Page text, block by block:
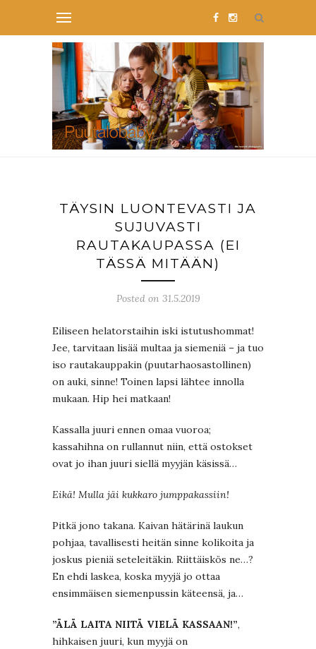
TÄYSIN LUONTEVASTI JA
SUJUVASTI
RAUTAKAUPASSA (EI
TÄSSÄ MITÄÄN)
Posted on 31.5.2019
Eiliseen helatorstaihin iski istutushommat!
Jee, tarvitaan lisää multaa ja siemeniä – ja tuo
iso rautakauppakin (puutarhaosastollinen)
on auki, sinne! Toinen lapsi lähtee innolla
mukaan. Hip hei matkaan!
Kassalla juuri ennen omaa vuoroa;
kassahihna on rullannut niin, että ostokset
ovat jo ihan juuri siellä myyjän käsissä…
Eikä! Mulla jäi kukkaro jumppakassiin!
Pitkä jono takana. Kaivan hätärinä laukun
pohjaa, tavallisesti heitän sinne kolikoita ja
joskus pieniä seteleitäkin. Riittäiskös ne…?
En ehdi laskea, koska myyjä jo ottaa
ensimmäisen siemenpussin käteensä, ja…
”ÄLÄ LAITA NIITÄ VIELÄ KASSAAN!”,
hihkaisen juuri, kun myyjä on